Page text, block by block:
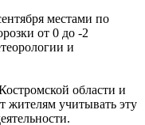
местами по
от 0 до -2
и
области и
жителям учитывать эту